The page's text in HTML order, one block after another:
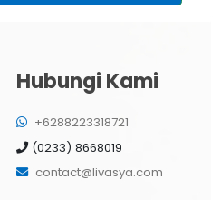
Hubungi Kami
+6288223318721
(0233) 8668019
contact@livasya.com